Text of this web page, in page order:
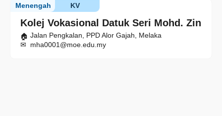
Kolej Vokasional Datuk Seri Mohd. Zin
KV
Menengah
Jalan Pengkalan, PPD Alor Gajah, Melaka
mha0001@moe.edu.my